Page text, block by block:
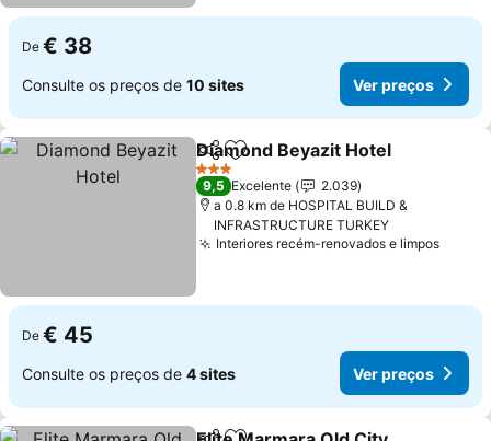
De € 38
Consulte os preços de 10 sites Ver preços
PartilharAdicionar aos favoritos
Diamond Beyazit Hotel
3 Estrelas
9,5 Excelente
2.039
a 0.8 km de HOSPITAL BUILD &
INFRASTRUCTURE TURKEY
Interiores recém-renovados e limpos
De € 45
Consulte os preços de 4 sites Ver preços